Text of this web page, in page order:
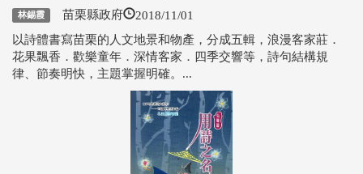
林錫霞 苗栗縣政府 2018/11/01
以詩體書寫苗栗的人文地景和物產，分成五輯，浪漫客家莊．
花果飄香．歡樂童年．深情客家．四季交響等，詩句結構規
律、節奏明快，主題掌握明確。...